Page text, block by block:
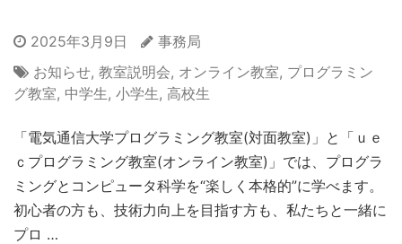
2025年3月9日
事務局
お知らせ, 教室説明会, オンライン教室, プログラミン
グ教室, 中学生, 小学生, 高校生
「電気通信大学プログラミング教室(対面教室)」と「ｕｅ
ｃプログラミング教室(オンライン教室)」では、プログラ
ミングとコンピュータ科学を“楽しく本格的”に学べます。
初心者の方も、技術力向上を目指す方も、私たちと一緒に
プロ …